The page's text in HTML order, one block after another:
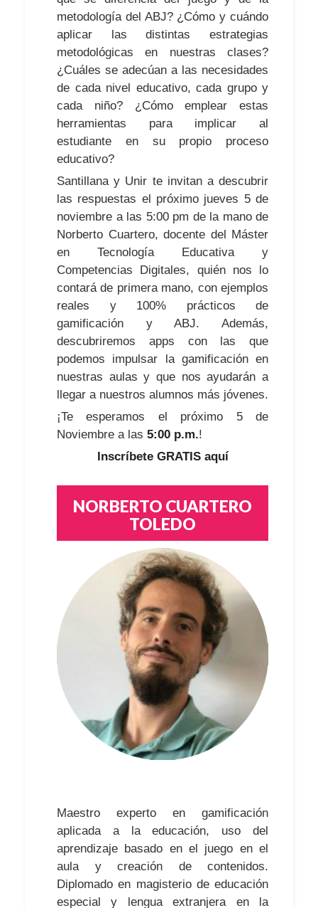
metodología del ABJ? ¿Cómo y cuándo
aplicar las distintas estrategias
metodológicas en nuestras clases?
¿Cuáles se adecúan a las necesidades
de cada nivel educativo, cada grupo y
cada niño? ¿Cómo emplear estas
herramientas para implicar al
estudiante en su propio proceso
educativo?
Santillana y Unir te invitan a descubrir
las respuestas el próximo jueves 5 de
noviembre a las 5:00 pm de la mano de
Norberto Cuartero, docente del Máster
en Tecnología Educativa y
Competencias Digitales, quién nos lo
contará de primera mano, con ejemplos
reales y 100% prácticos de
gamificación y ABJ. Además,
descubriremos apps con las que
podemos impulsar la gamificación en
nuestras aulas y que nos ayudarán a
llegar a nuestros alumnos más jóvenes.
¡Te esperamos el próximo 5 de
Noviembre a las 5:00 p.m.!
Inscríbete GRATIS aquí
NORBERTO CUARTERO
TOLEDO
Maestro experto en gamificación
aplicada a la educación, uso del
aprendizaje basado en el juego en el
aula y creación de contenidos.
Diplomado en magisterio de educación
especial y lengua extranjera en la